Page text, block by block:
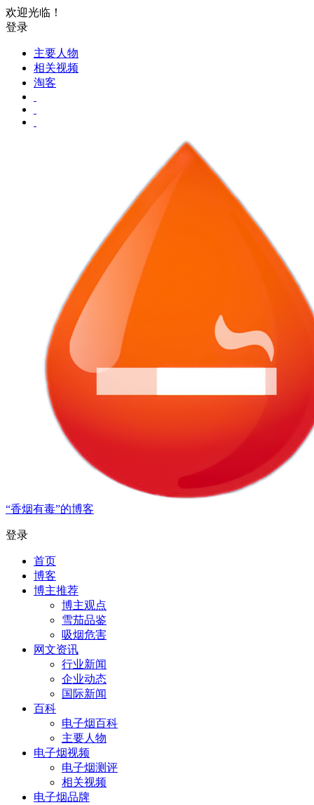
欢迎光临！
登录
主要人物
相关视频
淘客
“香烟有毒”的博客
登录
首页
博客
博主推荐
博主观点
雪茄品鉴
吸烟危害
网文资讯
行业新闻
企业动态
国际新闻
百科
电子烟百科
主要人物
电子烟视频
电子烟测评
相关视频
电子烟品牌